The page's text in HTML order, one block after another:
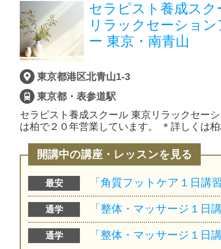
セラピスト養成ス
リラックセーショ
ー 東京・南青山
東京都港区北青山1-3
東京都・表参道駅
セラピスト養成スクール 東京リラックセー
は柏で２０年営業しています。 ＊詳しくは
開講中の講座・レッスンを見る
最安
通学
通学